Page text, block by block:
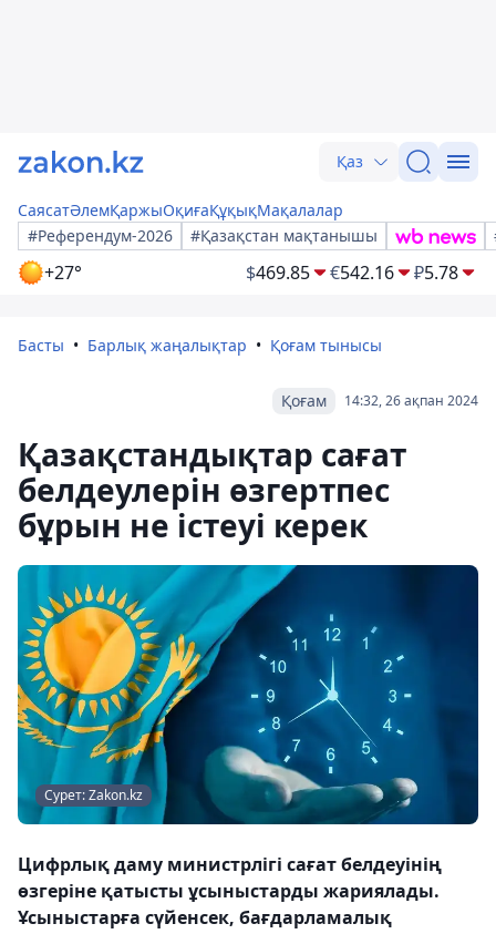
Қаз
СаясатӘлемҚаржыОқиғаҚұқықМақалалар
#Референдум-2026
#Қазақстан мақтанышы
+27° $469.85 €542.16 ₽5.78
Басты Барлық жаңалықтар Қоғам тынысы
14:32, 26 ақпан 2024
Қоғам
Қазақстандықтар сағат
белдеулерін өзгертпес
бұрын не істеуі керек
Сурет: Zakon.kz
Цифрлық даму министрлігі сағат белдеуінің
өзгеріне қатысты ұсыныстарды жариялады.
Ұсыныстарға сүйенсек, бағдарламалық